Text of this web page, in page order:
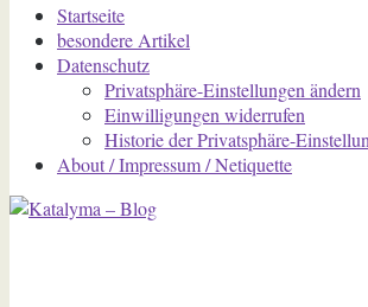
Startseite
besondere Artikel
Datenschutz
Privatsphäre-Einstellungen ändern
Einwilligungen widerrufen
Historie der Privatsphäre-
About / Impressum / Netiquette